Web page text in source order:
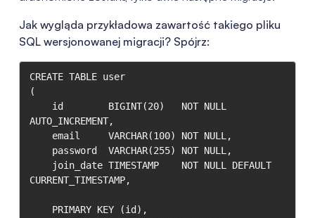
Jak wygląda przykładowa zawartość takiego pliku
SQL wersjonowanej migracji? Spójrz:
CREATE TABLE user
(
AUTO_INCREMENT,
CURRENT_TIMESTAMP,